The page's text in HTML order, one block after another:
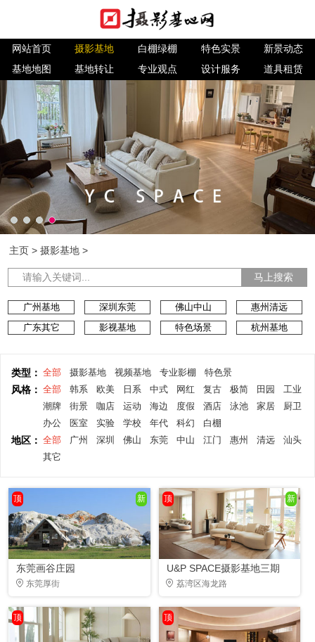
网站首页 摄影基地 白棚绿棚 特色实景
新景动态
基地地图
基地转让 专业观点 设计服务 道具租赁
主页 >摄影基地 >
马上搜索
广州基地 深圳东莞 佛山中山
惠州清远
广东其它
影视基地 特色场景 杭州基地
类型： 全部 摄影基地 视频基地 专业影棚 特色景
风格： 全部 韩系 欧美 日系 中式 网红 复古 极简 田园
工业
潮牌
街景 咖店 运动 海边 度假 酒店 泳池 家居
厨卫
办公
医室 实验 学校 年代 科幻 白棚
地区： 全部 广州 深圳 佛山 东莞 中山 江门 惠州 清远
汕头
其它
新
顶
东莞画谷庄园
东莞厚街
新
顶
U&P SPACE摄影基地三期
荔湾区海龙路
顶 顶